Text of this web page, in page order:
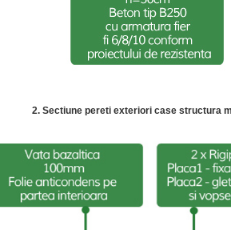
2. Sectiune pereti exteriori case structura